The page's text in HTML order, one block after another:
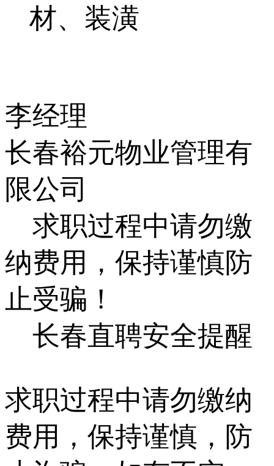
材、装潢
李经理
长春裕元物业管理有
限公司
求职过程中请勿缴
纳费用，保持谨慎防
止受骗！
长春直聘安全提醒
求职过程中请勿缴纳
费用，保持谨慎，防